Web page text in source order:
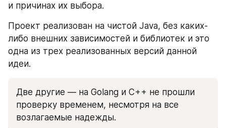
и причинах их выбора.
Проект реализован на чистой Java, без каких-
либо внешних зависимостей и библиотек и это
одна из трех реализованных версий данной
идеи.
Две другие — на Golang и C++ не прошли
проверку временем, несмотря на все
возлагаемые надежды.